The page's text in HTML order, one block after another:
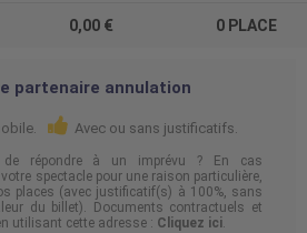
0,00 0 PLACE
partenaire annulation
Avec ou sans justificatifs.
répondre à un imprévu ? En cas
spectacle pour une raison particulière,
places (avec justificatif(s) à 100%, sans
du billet). Documents contractuels et
utilisant cette adresse : Cliquez ici.